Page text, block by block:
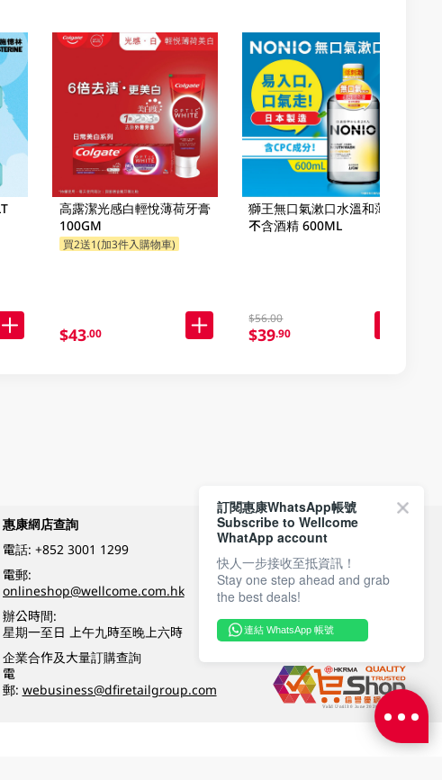
高露潔光感白輕悅薄荷牙膏
100GM
買2送1(加3件入購物車)
$43.00
獅王無口氣漱口水溫和薄荷
不含酒精 600ML
$56.00
$39.90
惠康網店查詢
電話: +852 3001 1299
電郵:
onlineshop@wellcome.com.hk
辦公時間:
星期一至日 上午九時至晚上六時
企業合作及大量訂購查詢
電
郵: webusiness@dfiretailgroup.com
付款方式
關注我們
訂閱惠康WhatsApp帳號
Subscribe to Wellcome
WhatApp account
快人一步接收至抵資訊！
Stay one step ahead and grab
the best deals!
連結 WhatsApp 帳號